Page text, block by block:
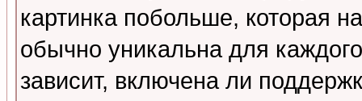
картинка побольше, которая
обычно уникальна для
зависит, включена ли